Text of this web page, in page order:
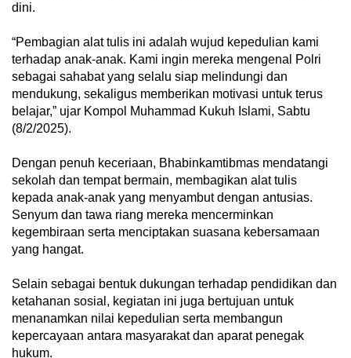
dini.
“Pembagian alat tulis ini adalah wujud kepedulian kami
terhadap anak-anak. Kami ingin mereka mengenal Polri
sebagai sahabat yang selalu siap melindungi dan
mendukung, sekaligus memberikan motivasi untuk terus
belajar,” ujar Kompol Muhammad Kukuh Islami, Sabtu
(8/2/2025).
Dengan penuh keceriaan, Bhabinkamtibmas mendatangi
sekolah dan tempat bermain, membagikan alat tulis
kepada anak-anak yang menyambut dengan antusias.
Senyum dan tawa riang mereka mencerminkan
kegembiraan serta menciptakan suasana kebersamaan
yang hangat.
Selain sebagai bentuk dukungan terhadap pendidikan dan
ketahanan sosial, kegiatan ini juga bertujuan untuk
menanamkan nilai kepedulian serta membangun
kepercayaan antara masyarakat dan aparat penegak
hukum.